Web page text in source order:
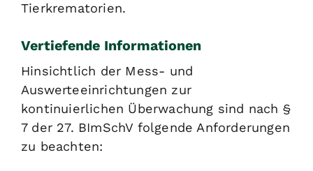
Tierkrematorien.
Vertiefende Informationen
Hinsichtlich der Mess- und
Auswerteeinrichtungen zur
kontinuierlichen Überwachung sind nach §
7 der 27. BImSchV folgende Anforderungen
zu beachten: